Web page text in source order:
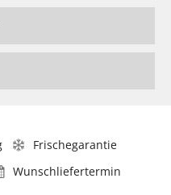
Frischegarantie
Wunschliefertermin